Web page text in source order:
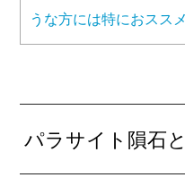
うな方には特におスス
パラサイト隕石